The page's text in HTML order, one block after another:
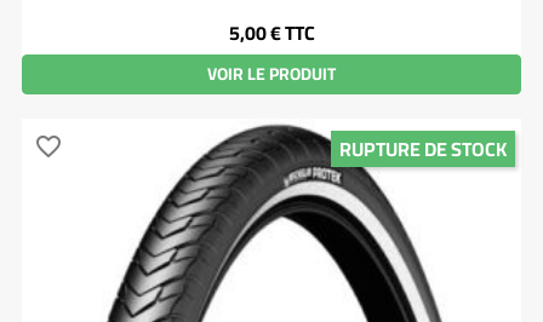
Prix
5,00 €TTC
VOIR LE PRODUIT
RUPTURE DE STOCK
favorite_border